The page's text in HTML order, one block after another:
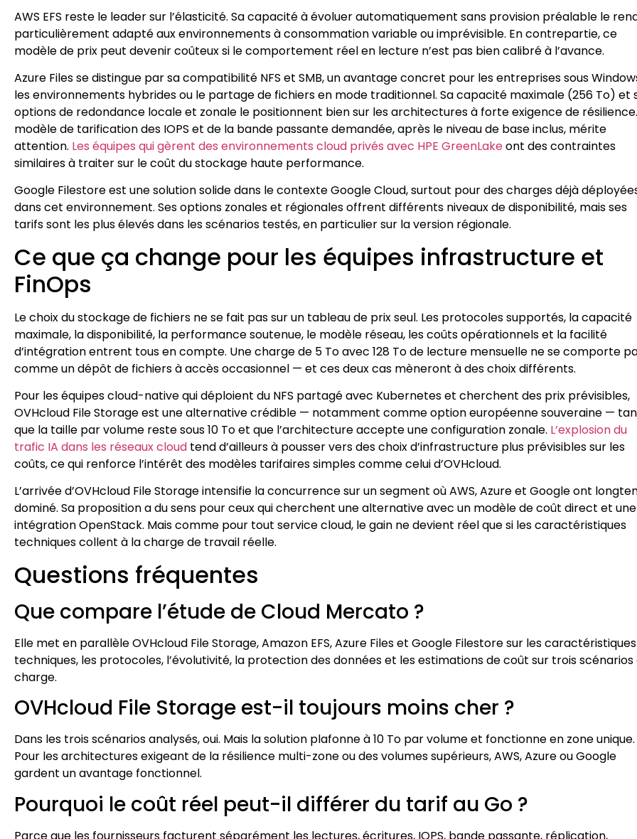
AWS EFS reste le leader sur l’élasticité. Sa capacité à évoluer automatiquement sans provision préalable le
particulièrement adapté aux environnements à consommation variable ou imprévisible. En contrepartie, ce
modèle de prix peut devenir coûteux si le comportement réel en lecture n’est pas bien calibré à l’avance.
Azure Files se distingue par sa compatibilité NFS et SMB, un avantage concret pour les entreprises sous
les environnements hybrides ou le partage de fichiers en mode traditionnel. Sa capacité maximale (256 To) et
options de redondance locale et zonale le positionnent bien sur les architectures à forte exigence de
modèle de tarification des IOPS et de la bande passante demandée, après le niveau de base inclus, mérite
attention. Les équipes qui gèrent des environnements cloud privés avec HPE GreenLakeont des contraintes
similaires à traiter sur le coût du stockage haute performance.
Google Filestore est une solution solide dans le contexte Google Cloud, surtout pour des charges déjà
dans cet environnement. Ses options zonales et régionales offrent différents niveaux de disponibilité, mais ses
tarifs sont les plus élevés dans les scénarios testés, en particulier sur la version régionale.
Ce que ça change pour les équipes infrastructure et
FinOps
Le choix du stockage de fichiers ne se fait pas sur un tableau de prix seul. Les protocoles supportés, la capacité
maximale, la disponibilité, la performance soutenue, le modèle réseau, les coûts opérationnels et la facilité
d’intégration entrent tous en compte. Une charge de 5 To avec 128 To de lecture mensuelle ne se comporte
comme un dépôt de fichiers à accès occasionnel — et ces deux cas mèneront à des choix différents.
Pour les équipes cloud-native qui déploient du NFS partagé avec Kubernetes et cherchent des prix prévisibles,
OVHcloud File Storage est une alternative crédible — notamment comme option européenne souveraine —
que la taille par volume reste sous 10 To et que l’architecture accepte une configuration zonale. L’explosion du
trafic IA dans les réseaux cloud tend d’ailleurs à pousser vers des choix d’infrastructure plus prévisibles sur les
coûts, ce qui renforce l’intérêt des modèles tarifaires simples comme celui d’OVHcloud.
L’arrivée d’OVHcloud File Storage intensifie la concurrence sur un segment où AWS, Azure et Google ont
dominé. Sa proposition a du sens pour ceux qui cherchent une alternative avec un modèle de coût direct et une
intégration OpenStack. Mais comme pour tout service cloud, le gain ne devient réel que si les caractéristiques
techniques collent à la charge de travail réelle.
Questions fréquentes
Que compare l’étude de Cloud Mercato ?
Elle met en parallèle OVHcloud File Storage, Amazon EFS, Azure Files et Google Filestore sur les caractéristiques
techniques, les protocoles, l’évolutivité, la protection des données et les estimations de coût sur trois scénarios
charge.
OVHcloud File Storage est-il toujours moins cher ?
Dans les trois scénarios analysés, oui. Mais la solution plafonne à 10 To par volume et fonctionne en zone unique.
Pour les architectures exigeant de la résilience multi-zone ou des volumes supérieurs, AWS, Azure ou Google
gardent un avantage fonctionnel.
Pourquoi le coût réel peut-il différer du tarif au Go ?
Parce que les fournisseurs facturent séparément les lectures, écritures, IOPS, bande passante, réplication,